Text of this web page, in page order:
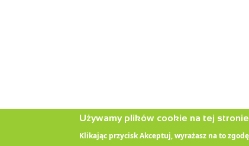
Używamy plików cookie na tej
Klikając przycisk Akceptuj, wyrażasz na to